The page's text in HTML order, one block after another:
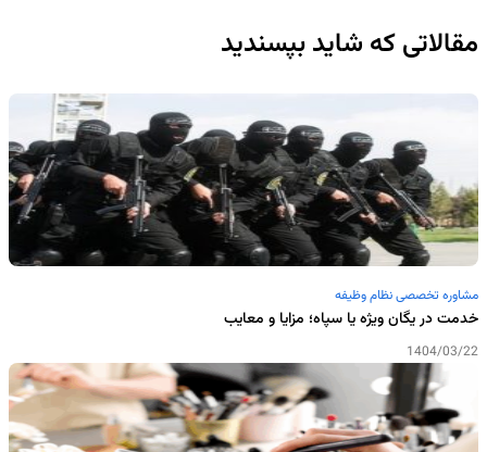
مقالاتی که شاید بپسندید
مشاوره تخصصی نظام وظیفه
خدمت در یگان ویژه یا سپاه؛ مزایا و معایب
1404/03/22